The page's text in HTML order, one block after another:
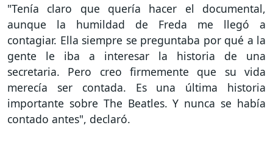
"Tenía claro que quería hacer el documental,
aunque la humildad de Freda me llegó a
contagiar. Ella siempre se preguntaba por qué a la
gente le iba a interesar la historia de una
secretaria. Pero creo firmemente que su vida
merecía ser contada. Es una última historia
importante sobre The Beatles. Y nunca se había
contado antes", declaró.